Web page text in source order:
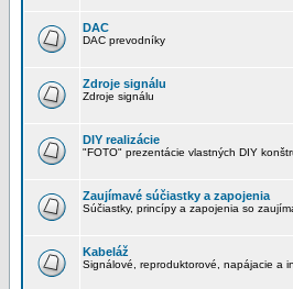
DAC
DAC prevodníky
Zdroje signálu
Zdroje signálu
DIY realizácie
"FOTO" prezentácie vlastných DIY
Zaujímavé súčiastky a zapojenia
Súčiastky, princípy a zapojenia so
Kabeláž
Signálové, reproduktorové, napájacie a